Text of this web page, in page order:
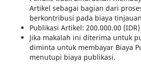
Artikel sebagai bagian dari
berkontribusi pada biaya
Publikasi Artikel: 200.000.00 (IDR)
Jika makalah ini diterima untuk
diminta untuk membayar Biaya
menutupi biaya publikasi.